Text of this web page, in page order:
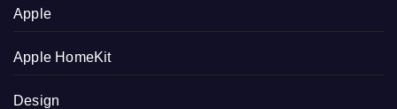
Apple
Apple HomeKit
Design